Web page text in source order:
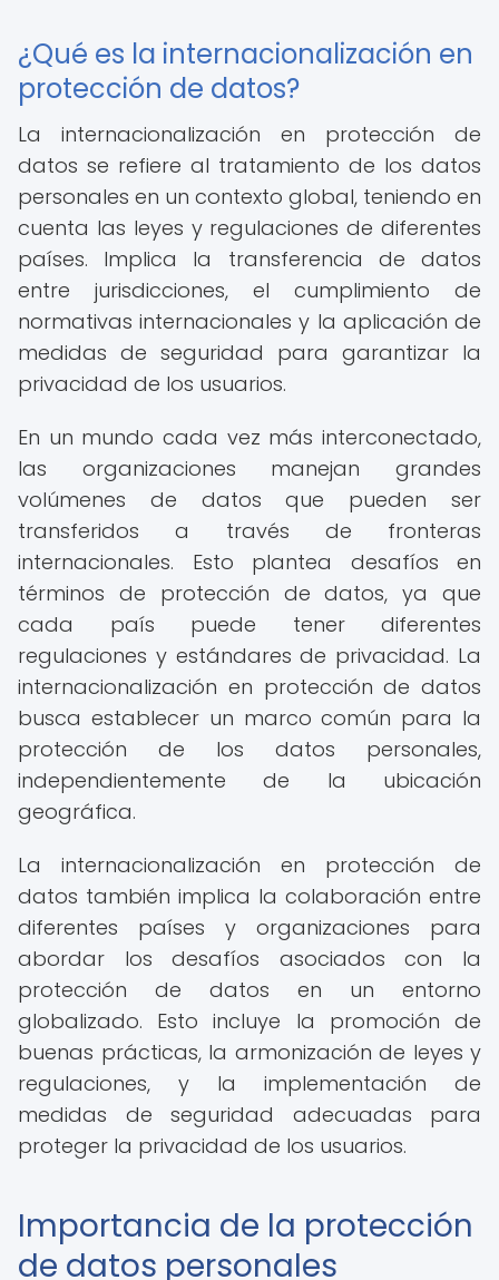
¿Qué es la internacionalización en
protección de datos?
La internacionalización en protección de
datos se refiere al tratamiento de los datos
personales en un contexto global, teniendo en
cuenta las leyes y regulaciones de diferentes
países. Implica la transferencia de datos
entre jurisdicciones, el cumplimiento de
normativas internacionales y la aplicación de
medidas de seguridad para garantizar la
privacidad de los usuarios.
En un mundo cada vez más interconectado,
las organizaciones manejan grandes
volúmenes de datos que pueden ser
transferidos a través de fronteras
internacionales. Esto plantea desafíos en
términos de protección de datos, ya que
cada país puede tener diferentes
regulaciones y estándares de privacidad. La
internacionalización en protección de datos
busca establecer un marco común para la
protección de los datos personales,
independientemente de la ubicación
geográfica.
La internacionalización en protección de
datos también implica la colaboración entre
diferentes países y organizaciones para
abordar los desafíos asociados con la
protección de datos en un entorno
globalizado. Esto incluye la promoción de
buenas prácticas, la armonización de leyes y
regulaciones, y la implementación de
medidas de seguridad adecuadas para
proteger la privacidad de los usuarios.
Importancia de la protección
de datos personales